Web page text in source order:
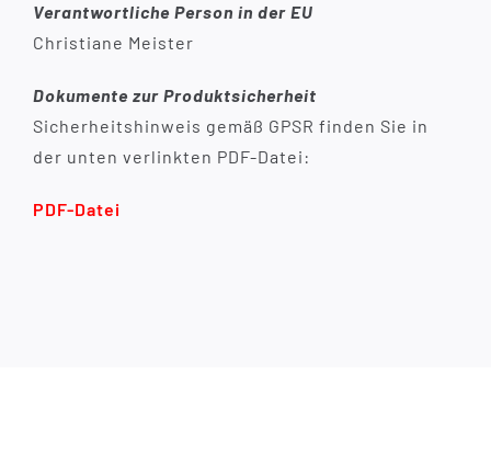
Verantwortliche Person in der EU
Christiane Meister
Dokumente zur Produktsicherheit
Sicherheitshinweis gemäß GPSR finden Sie in
der unten verlinkten PDF-Datei:
PDF-Datei